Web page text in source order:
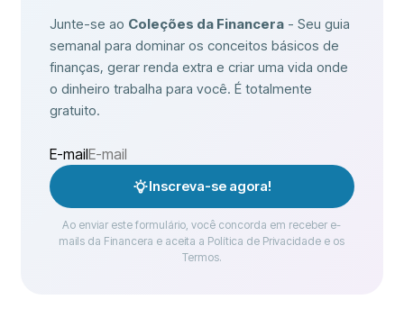
Junte-se ao Coleções da Financera - Seu guia
semanal para dominar os conceitos básicos de
finanças, gerar renda extra e criar uma vida onde
o dinheiro trabalha para você. É totalmente
gratuito.
E-mail
Inscreva-se agora!
Ao enviar este formulário, você concorda em receber e-
mails da Financera e aceita a Política de Privacidade e os
Termos.